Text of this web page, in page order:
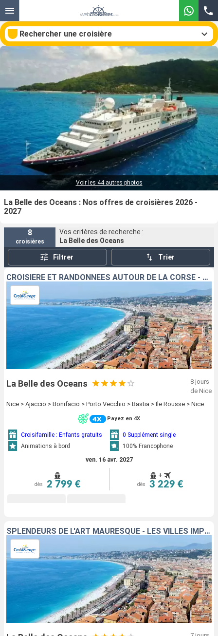
Rechercher une croisière
Nos destinations
Mois de départ
Ports Compagnies
Rechercher
La Belle des Oceans : Nos offres de croisières 2026 -
2027
Voir les 44 autres photos
8
croisières
Vos critères de recherche :
La Belle des Oceans
Filtrer Trier
CROISIÈRE ET RANDONNÉES AUTOUR DE LA CORSE - LES PLUS BEAUX SENTIERS DE L'ÎLE DE BEAUTÉ
La Belle des Oceans
8 jours
de Nice
Nice > Ajaccio > Bonifacio > Porto Vecchio > Bastia > Ile Rousse > Nice
Payez en 4X
Croisifamille : Enfants gratuits
0 Supplément single
Animations à bord
100% Francophone
ven. 16 avr. 2027
dès 2 799 €
+
dès 3 229 €
SPLENDEURS DE L'ART MAURESQUE - LES VILLES IMPÉRIALES DU MAROC